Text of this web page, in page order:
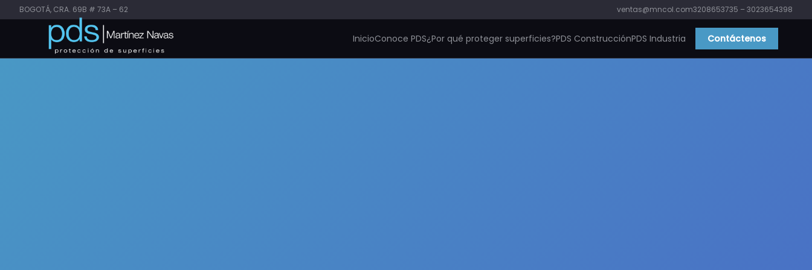
BOGOTÁ, CRA. 69B # 73A – 62 ventas@mncol.com3208653735 – 3023654398
InicioConoce PDS¿Por qué proteger superficies?PDS ConstrucciónPDS Industria Contáctenos